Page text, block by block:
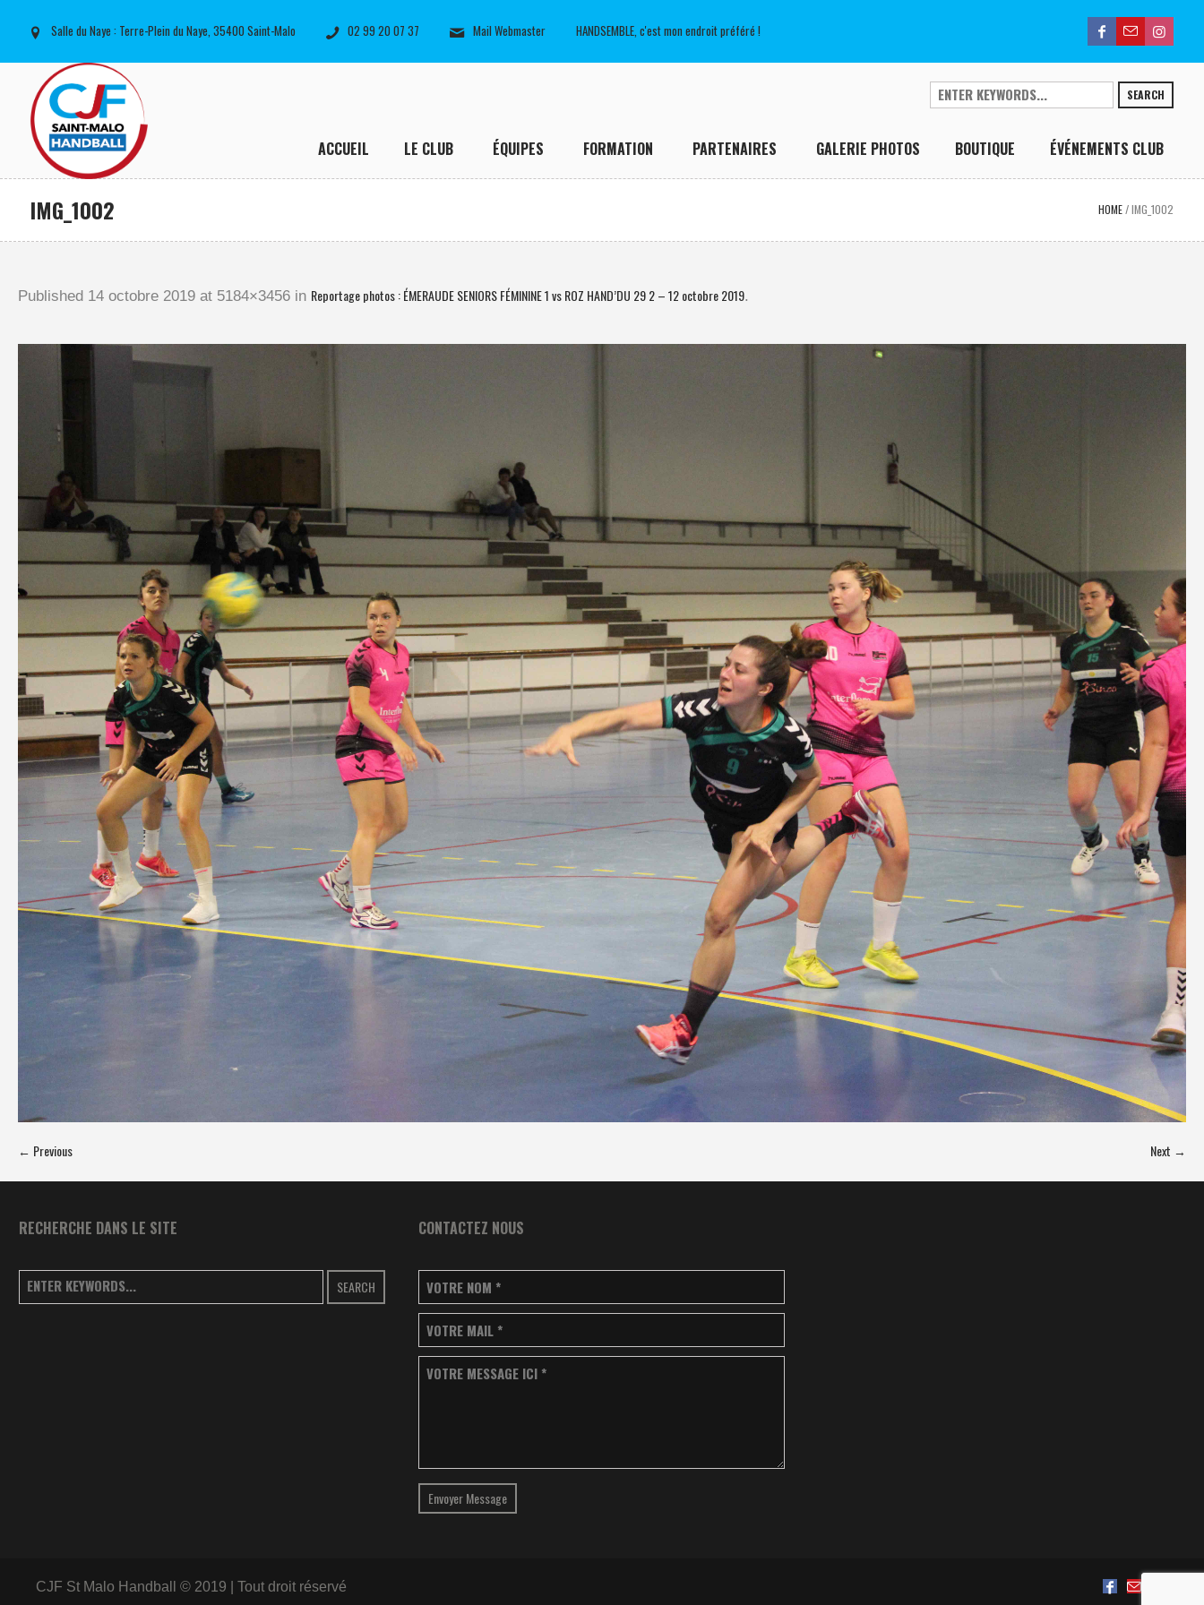
Salle du Naye : Terre-Plein du Naye, 35400 Saint-Malo 02 99 20 07 37 Mail Webmaster HANDSEMBLE, c'est mon endroit préféré !
SEARCH
ACCUEIL LE CLUB ÉQUIPES FORMATION PARTENAIRES GALERIE PHOTOS BOUTIQUE ÉVÉNEMENTS CLUB
IMG_1002 HOME /IMG_1002
Published 14 octobre 2019 at 5184×3456 in Reportage photos : ÉMERAUDE SENIORS FÉMININE 1 vs ROZ HAND’DU 29 2 – 12 octobre 2019.
← Previous Next →
RECHERCHE DANS LE SITE
SEARCH
CONTACTEZ NOUS
VOTRE NOM *
VOTRE MAIL *
VOTRE MESSAGE ICI *
Envoyer Message
CJF St Malo Handball © 2019 | Tout droit réservé